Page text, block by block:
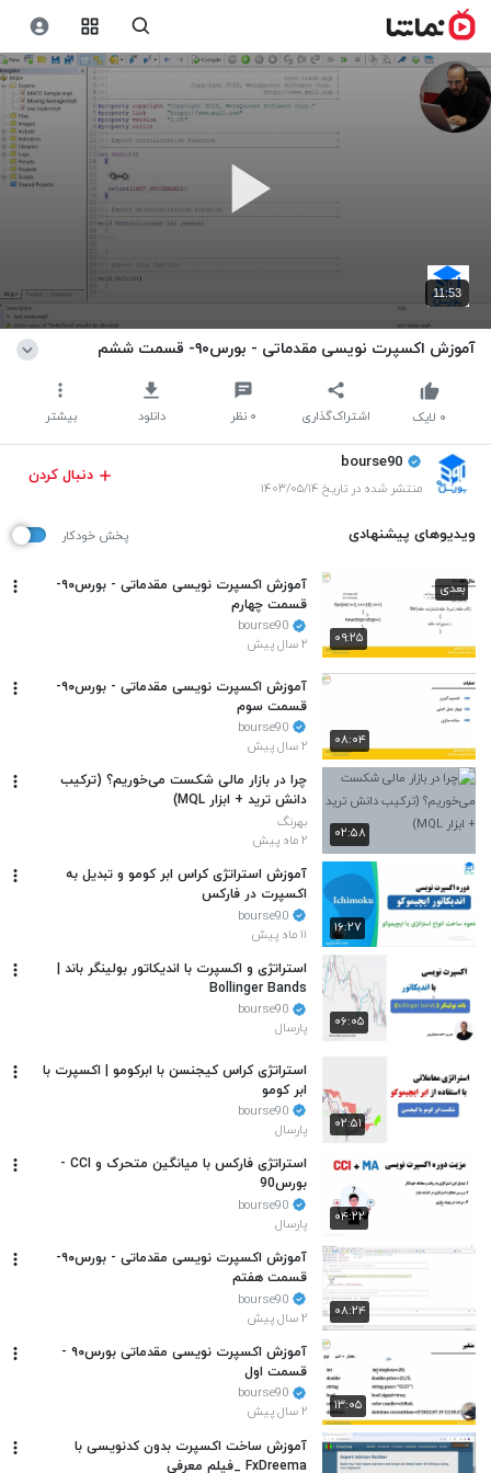
11:53
آموزش اکسپرت نویسی مقدماتی - بورس۹۰- قسمت ششم
اشتراک‌گذاری ۰ نظر دانلود بیشتر ۰ لایک
bourse90
منتشر شده در تاریخ ۱۴۰۳/۰۵/۱۴
دنبال کردن
ویدیوهای پیشنهادی پخش خودکار
۰۹:۲۵
بعدی
آموزش اکسپرت نویسی مقدماتی - بورس۹۰-
قسمت چهارم
bourse90
۲ سال پیش
۰۸:۰۴
آموزش اکسپرت نویسی مقدماتی - بورس۹۰-
قسمت سوم
bourse90
۲ سال پیش
۰۲:۵۸
چرا در بازار مالی شکست می‌خوریم؟ (ترکیب
دانش ترید + ابزار MQL)
بهرنگ
۲ ماه پیش
۱۶:۲۷
آموزش استراتژی کراس ابر کومو و تبدیل به
اکسپرت در فارکس
bourse90
۱۱ ماه پیش
۰۶:۰۵
استراتژی و اکسپرت با اندیکاتور بولینگر باند |
Bollinger Bands
bourse90
پارسال
۰۲:۵۱
استراتژی کراس کیجنسن با ابرکومو | اکسپرت با
ابر کومو
bourse90
پارسال
۰۴:۲۲
استراتژی فارکس با میانگین متحرک و CCI -
بورس90
bourse90
پارسال
۰۸:۲۴
آموزش اکسپرت نویسی مقدماتی - بورس۹۰-
قسمت هفتم
bourse90
۲ سال پیش
۱۳:۰۵
آموزش اکسپرت نویسی مقدماتی بورس۹۰ -
قسمت اول
bourse90
۲ سال پیش
آموزش ساخت اکسپرت بدون کدنویسی با
FxDreema _فیلم معرفی